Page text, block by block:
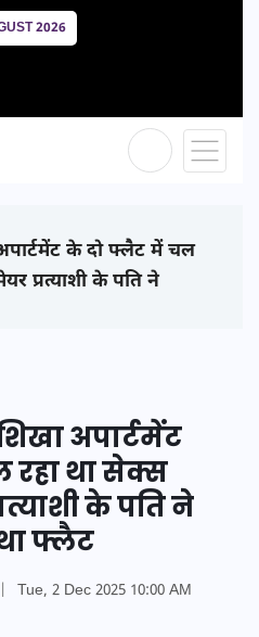
2026
के दो फ्लैट में चल
प्रत्याशी के पति ने
अपार्टमेंट
था सेक्स
के पति ने
फ्लैट
Tue, 2 Dec 2025 10:00 AM